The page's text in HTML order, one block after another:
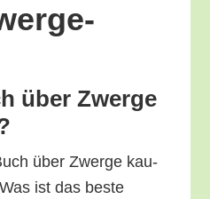
über Zwer­ge
über Zwer­ge kau­
ist das bes­te